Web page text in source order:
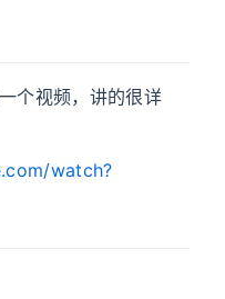
个视频，讲的很详
watch?